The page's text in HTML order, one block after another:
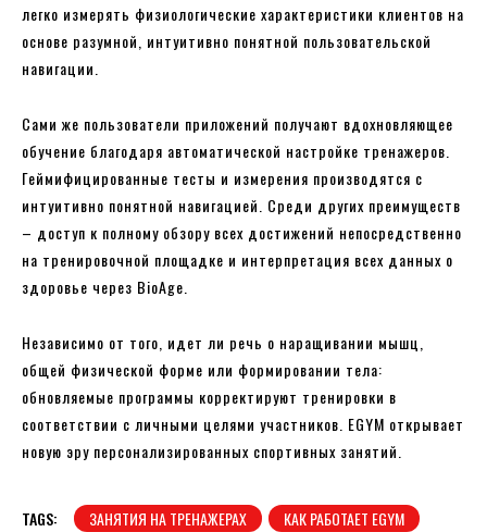
легко измерять физиологические характеристики клиентов на
основе разумной, интуитивно понятной пользовательской
навигации.
Сами же пользователи приложений получают вдохновляющее
обучение благодаря автоматической настройке тренажеров.
Геймифицированные тесты и измерения производятся с
интуитивно понятной навигацией. Среди других преимуществ
– доступ к полному обзору всех достижений непосредственно
на тренировочной площадке и интерпретация всех данных о
здоровье через BioAge.
Независимо от того, идет ли речь о наращивании мышц,
общей физической форме или формировании тела:
обновляемые программы корректируют тренировки в
соответствии с личными целями участников. EGYM открывает
новую эру персонализированных спортивных занятий.
TAGS: ЗАНЯТИЯ НА ТРЕНАЖЕРАХ
КАК РАБОТАЕТ EGYM